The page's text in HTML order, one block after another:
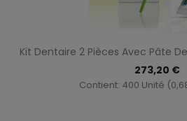
Kit Dentaire 2 Pièces Avec Pâte
273,20 €
Contient: 400 Unité